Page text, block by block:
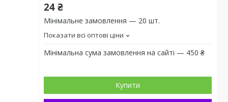
24 ₴
Мінімальне замовлення — 20 шт.
Показати всі оптові ціни
Мінімальна сума замовлення на сайті — 450 ₴
Купити